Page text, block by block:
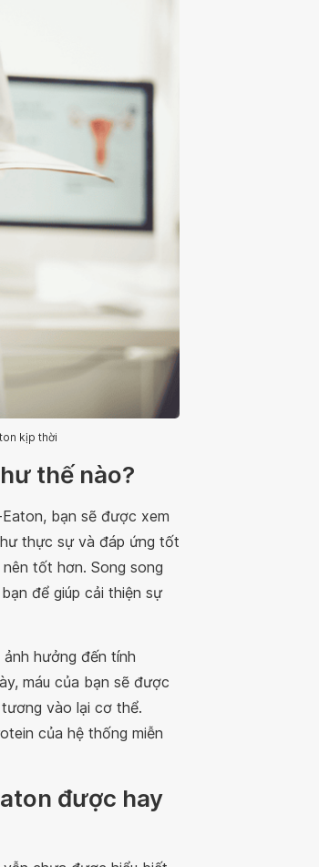
kịp thời
thế nào?
bạn sẽ được xem
thực sự và đáp ứng tốt
tốt hơn. Song song
để giúp cải thiện sự
hưởng đến tính
máu của bạn sẽ được
vào lại cơ thể.
của hệ thống miễn
được hay